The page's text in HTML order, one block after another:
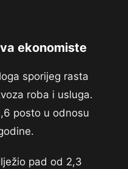
ekonomiste
sporijeg rasta
roba i usluga.
posto u odnosu
pad od 2,3